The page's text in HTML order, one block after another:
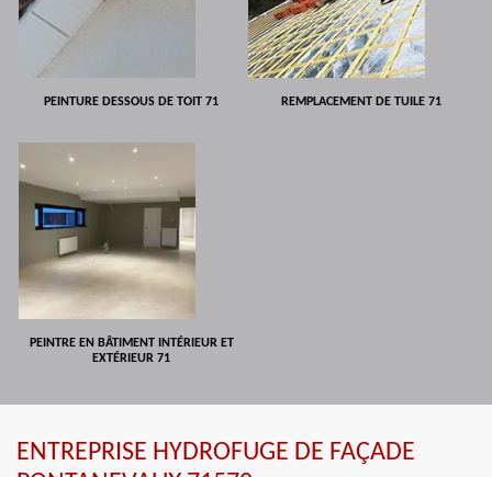
PEINTURE DESSOUS DE TOIT 71 REMPLACEMENT DE TUILE 71
PEINTRE EN BÂTIMENT INTÉRIEUR ET
EXTÉRIEUR 71
ENTREPRISE HYDROFUGE DE FAÇADE